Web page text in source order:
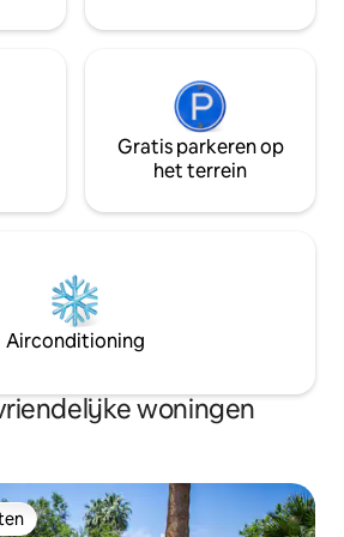
Gratis parkeren op
het terrein
Airconditioning
woningen